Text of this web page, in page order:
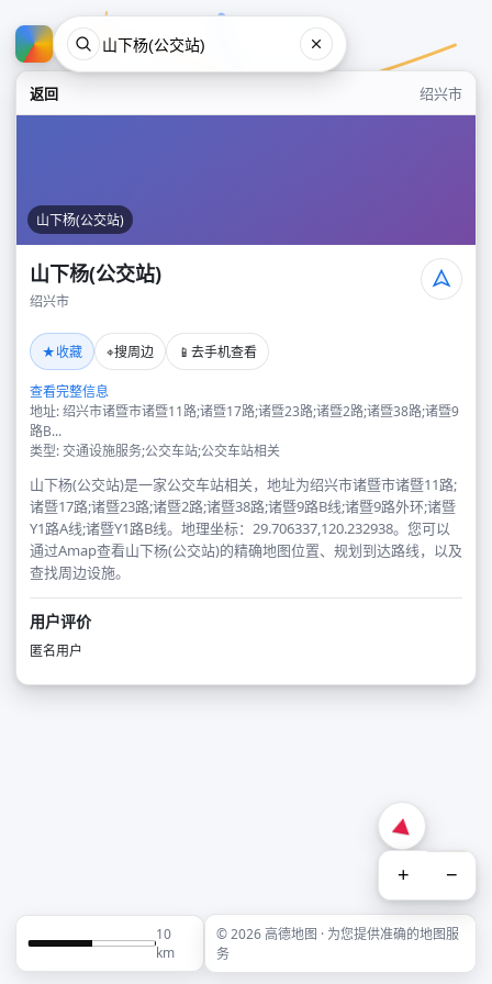
返回 绍兴市
山下杨(公交站)
山下杨(公交站)
绍兴市
★收藏 ⌖搜周边 📱 去手机查看
查看完整信息
地址: 绍兴市诸暨市诸暨11路;诸暨17路;诸暨23路;诸暨2路;诸暨38路;诸暨9
路B...
类型: 交通设施服务;公交车站;公交车站相关
山下杨(公交站)是一家公交车站相关，地址为绍兴市诸暨市诸暨11路;
诸暨17路;诸暨23路;诸暨2路;诸暨38路;诸暨9路B线;诸暨9路外环;诸暨
Y1路A线;诸暨Y1路B线。地理坐标：29.706337,120.232938。您可以
通过Amap查看山下杨(公交站)的精确地图位置、规划到达路线，以及
查找周边设施。
用户评价
匿名用户
+ −
10
km
© 2026 高德地图 · 为您提供准确的地图服
务